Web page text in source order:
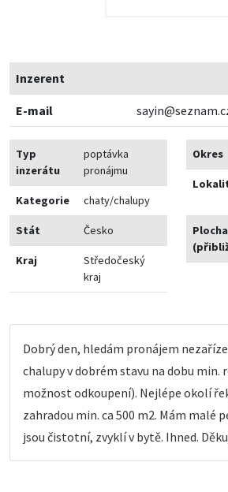
Inzerent
E-mail
Typ
inzerátu
poptávka
pronájmu
Kategorie chaty/chalupy
Stát Česko
Kraj
Středočeský
kraj
Okres
Plocha
Dobrý den, hledám pronájem
chalupy v dobrém stavu na dobu min.
možnost odkoupení). Nejlépe okolí
zahradou min. ca 500 m2. Mám malé
jsou čistotní, zvyklí v bytě. Ihned.